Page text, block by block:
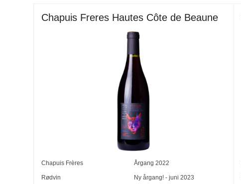
Chapuis Freres Hautes Côte de Beaune
Chapuis Frères Årgang 2022
Rødvin Ny årgang! - juni 2023